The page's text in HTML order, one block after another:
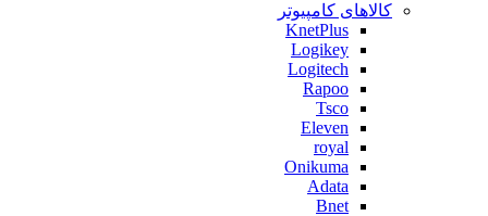
کالاهای کامپیوتر
KnetPlus
Logikey
Logitech
Rapoo
Tsco
Eleven
royal
Onikuma
Adata
Bnet